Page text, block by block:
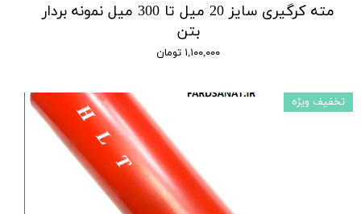
مته کرگیری سایز 20 میل تا 300 میل نمونه بردار
بتن
۱,۱۰۰,۰۰۰ تومان
تخفیف ویژه